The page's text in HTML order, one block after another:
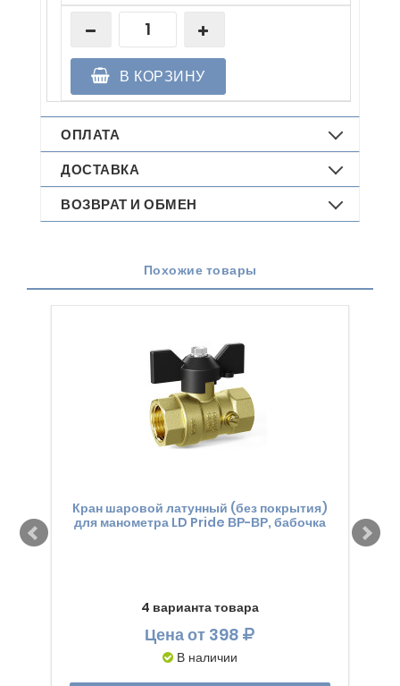
В КОРЗИНУ
ОПЛАТА
ДОСТАВКА
ВОЗВРАТ И ОБМЕН
Похожие товары
Кран шаровой латунный (без покрытия)
для манометра LD Pride ВР-ВР, бабочка
4 варианта товара
Ценаот 398
В наличии
для